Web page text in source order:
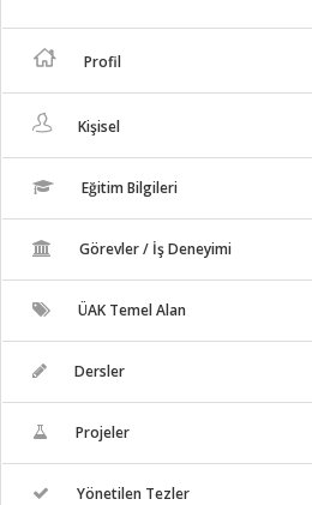
Profil
Kişisel
Eğitim Bilgileri
Görevler / İş Deneyimi
ÜAK Temel Alan
Dersler
Projeler
Yönetilen Tezler